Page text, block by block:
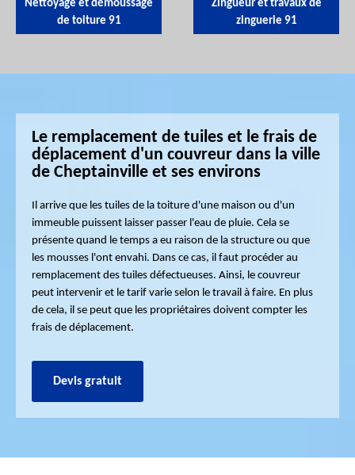
Nettoyage et démoussage
de toiture 91
Zingueur et travaux de
zinguerie 91
Le remplacement de tuiles et le frais de
déplacement d'un couvreur dans la ville
de Cheptainville et ses environs
Il arrive que les tuiles de la toiture d'une maison ou d'un
immeuble puissent laisser passer l'eau de pluie. Cela se
présente quand le temps a eu raison de la structure ou que
les mousses l'ont envahi. Dans ce cas, il faut procéder au
remplacement des tuiles défectueuses. Ainsi, le couvreur
peut intervenir et le tarif varie selon le travail à faire. En plus
de cela, il se peut que les propriétaires doivent compter les
frais de déplacement.
Devis gratuit